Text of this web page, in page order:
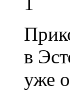
в
уже